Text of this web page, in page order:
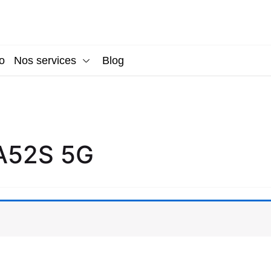
Nos services Blog
5G